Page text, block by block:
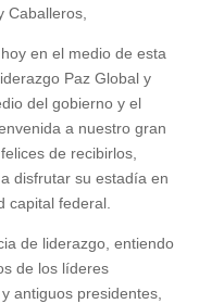
Caballeros,
en el medio de esta
Paz Global y
del gobierno y el
a nuestro gran
de recibirlos,
disfrutar su estadía en
capital federal.
de liderazgo, entiendo
de los líderes
antiguos presidentes,